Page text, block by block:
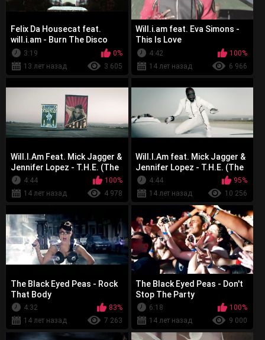
Felix Da Housecat feat.
will.i.am - Burn The Disco
3:19
0%
13 лет назад
3 605
Will.i.am feat. Eva Simons -
This Is Love
4:42
100%
14 лет назад
6 966
Will.I.Am Feat. Mick Jagger &
Jennifer Lopez - T.H.E. (The
Hardest Ever)
4:44
100%
14 лет назад
4 978
Will.I.Am feat. Mick Jagger &
Jennifer Lopez - T.H.E. (The
Hardest Ever)
4:44
95%
14 лет назад
10 256
The Black Eyed Peas - Rock
That Body
4:32
83%
14 лет назад
7 263
The Black Eyed Peas - Don't
Stop The Party
6:18
100%
14 лет назад
9 000